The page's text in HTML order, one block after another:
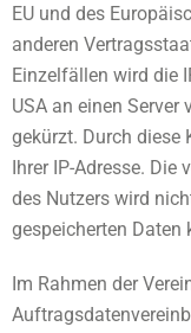
EU und des
anderen
Einzelfällen wird die
USA an einen
gekürzt. Durch diese
Ihrer IP-Adresse. Die
des Nutzers wird
gespeicherten Daten
Im Rahmen der